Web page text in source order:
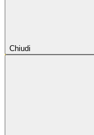
Chiudi